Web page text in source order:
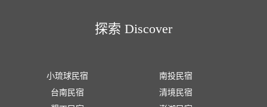
探索 Discover
小琉球民宿
台南民宿
南投民宿
清境民宿